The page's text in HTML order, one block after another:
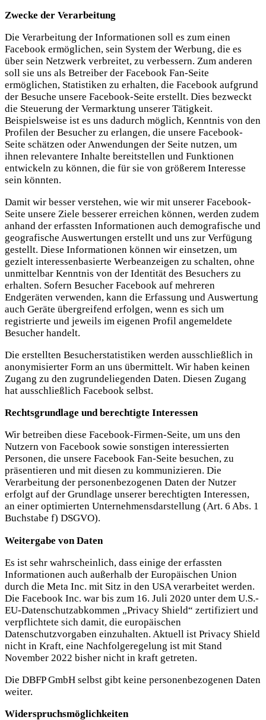
Zwecke der Verarbeitung
Die Verarbeitung der Informationen soll es zum einen
Facebook ermöglichen, sein System der Werbung, die es
über sein Netzwerk verbreitet, zu verbessern. Zum anderen
soll sie uns als Betreiber der Facebook Fan-Seite
ermöglichen, Statistiken zu erhalten, die Facebook aufgrund
der Besuche unsere Facebook-Seite erstellt. Dies bezweckt
die Steuerung der Vermarktung unserer Tätigkeit.
Beispielsweise ist es uns dadurch möglich, Kenntnis von den
Profilen der Besucher zu erlangen, die unsere Facebook-
Seite schätzen oder Anwendungen der Seite nutzen, um
ihnen relevantere Inhalte bereitstellen und Funktionen
entwickeln zu können, die für sie von größerem Interesse
sein könnten.
Damit wir besser verstehen, wie wir mit unserer Facebook-
Seite unsere Ziele besserer erreichen können, werden zudem
anhand der erfassten Informationen auch demografische und
geografische Auswertungen erstellt und uns zur Verfügung
gestellt. Diese Informationen können wir einsetzen, um
gezielt interessenbasierte Werbeanzeigen zu schalten, ohne
unmittelbar Kenntnis von der Identität des Besuchers zu
erhalten. Sofern Besucher Facebook auf mehreren
Endgeräten verwenden, kann die Erfassung und Auswertung
auch Geräte übergreifend erfolgen, wenn es sich um
registrierte und jeweils im eigenen Profil angemeldete
Besucher handelt.
Die erstellten Besucherstatistiken werden ausschließlich in
anonymisierter Form an uns übermittelt. Wir haben keinen
Zugang zu den zugrundeliegenden Daten. Diesen Zugang
hat ausschließlich Facebook selbst.
Rechtsgrundlage und berechtigte Interessen
Wir betreiben diese Facebook-Firmen-Seite, um uns den
Nutzern von Facebook sowie sonstigen interessierten
Personen, die unsere Facebook Fan-Seite besuchen, zu
präsentieren und mit diesen zu kommunizieren. Die
Verarbeitung der personenbezogenen Daten der Nutzer
erfolgt auf der Grundlage unserer berechtigten Interessen,
an einer optimierten Unternehmensdarstellung (Art. 6 Abs. 1
Buchstabe f) DSGVO).
Weitergabe von Daten
Es ist sehr wahrscheinlich, dass einige der erfassten
Informationen auch außerhalb der Europäischen Union
durch die Meta Inc. mit Sitz in den USA verarbeitet werden.
Die Facebook Inc. war bis zum 16. Juli 2020 unter dem U.S.-
EU-Datenschutzabkommen „Privacy Shield“ zertifiziert und
verpflichtete sich damit, die europäischen
Datenschutzvorgaben einzuhalten. Aktuell ist Privacy Shield
nicht in Kraft, eine Nachfolgeregelung ist mit Stand
November 2022 bisher nicht in kraft getreten.
Die DBFP GmbH selbst gibt keine personenbezogenen Daten
weiter.
Widerspruchsmöglichkeiten